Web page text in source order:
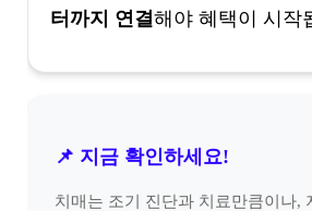
터까지 연결해야 혜택이 시작
📌 지금 확인하세요!
치매는 조기 진단과 치료만큼이나,